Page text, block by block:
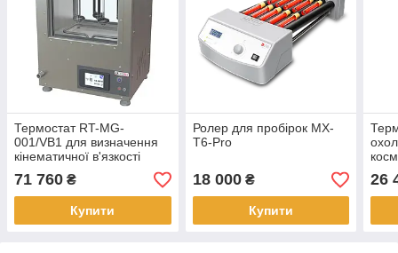
Термостат RT-MG-
001/VB1 для визначення
кінематичної в'язкості
нафтопродуктів на 4
віскозиметра до 100 °C
71 760 ₴
Купити
Ролер для пробірок MX-
T6-Pro
18 000₴
Купити
PRP
26